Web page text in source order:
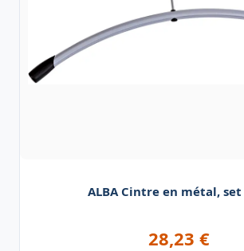
ALBA Cintre en métal, set
28,23 €